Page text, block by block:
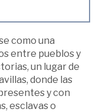
como una
entre pueblos y
un lugar de
donde las
y con
esclavas o